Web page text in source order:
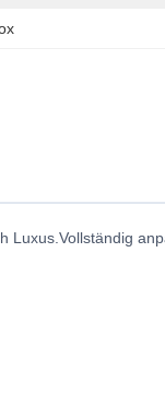
Luxus.Vollständig